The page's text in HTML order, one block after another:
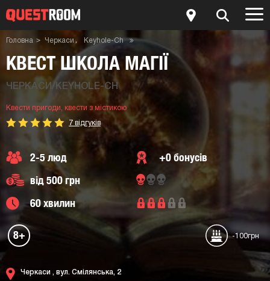
Головна Черкаси Keyhole-Ch
Квести з містикою Квест Школа Магії
КВЕСТ ШКОЛА МАГІЇ
ЧЕРКАСИ/KEYHOLE-CH
Квести пригоди, квести з містикою
7 відгуків
2-5 люд
+0 бонусів
від 500 грн
60 хвилин
8+ -100грн
Черкаси , вул. Смілянська, 2